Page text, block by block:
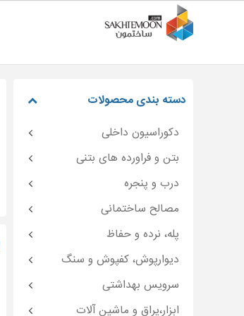
دسته بندی محصولات
دکوراسیون داخلی
بتن و فراورده های بتنی
درب و پنجره
مصالح ساختمانی
پله، نرده و حفاظ
دیوارپوش، کفپوش و سنگ
سرویس بهداشتی
ابزار،یراق و ماشین آلات